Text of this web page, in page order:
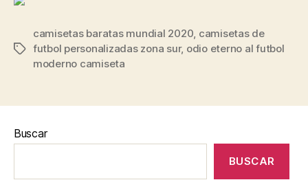
Etiquetas
camisetas baratas mundial 2020 camisetas de
futbol personalizadas zona sur, odio eterno al futbol
moderno camiseta
Buscar
BUSCAR